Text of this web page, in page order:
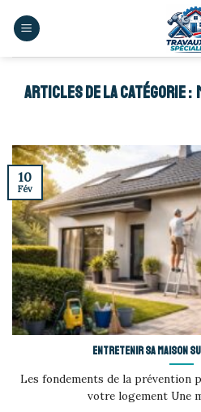
Entretenir sa maison
Les fondements de la prévention
votre logement Une
10
Fév